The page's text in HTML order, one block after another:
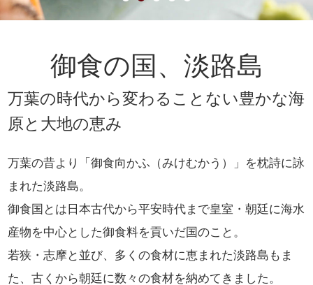
御食の国、淡路島
万葉の時代から変わることない豊かな海
原と大地の恵み
万葉の昔より「御食向かふ（みけむかう）」を枕詩に詠
まれた淡路島。
御食国とは日本古代から平安時代まで皇室・朝廷に海水
産物を中心とした御食料を貢いだ国のこと。
若狭・志摩と並び、多くの食材に恵まれた淡路島もま
た、古くから朝廷に数々の食材を納めてきました。